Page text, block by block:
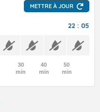
METTRE À JOUR
22 : 05
30
min
40
min
50
min